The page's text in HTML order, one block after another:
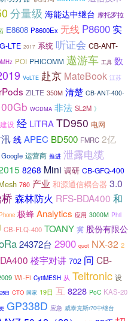
分量级 海能达中继台 摩托罗拉
E8608 P8600Ex 无线 P8600 实
LTE 2017 系统 听证会 CB-ANT-
POI PHICOMM 遨游车 工具 数
VoLTE 赴京 MateBook 江苏
ZiLTE 350M 清楚 CB-ANT-400-
WCDMA 非法 SL2M 》
设 经 LiTRATD950 电网
线 APEC BD500 FMRC 2亿
Google 运营商 推进 泄露电缆
8268 Mini 调研 CB-GFQ-400
760 产业 和源通信耦合器 3.0
森林防火 RFS-BDA400 和
极蜂 Analytics 应用 3000M Phil
CB-FLQ-400 TOANY 冀 股份有限公
24372台 2900 quot NX-32 2
楼宇对讲 702 问 CB-
Wi-Fi CytiMESH 从 Teltronic 设
25日 CTO 国家 19日 互 8228 PoC KAS-20
GP338D 应急 威泰克斯r70中继台